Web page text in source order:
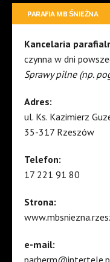
PARAFIA MB ŚNIEŻNA
Kancelaria
czynna w dni
Sprawy pilne (np.
Adres:
ul. Ks. Kazimierz
35-317 Rzeszów
Telefon:
17 221 91 80
Strona:
e-mail: